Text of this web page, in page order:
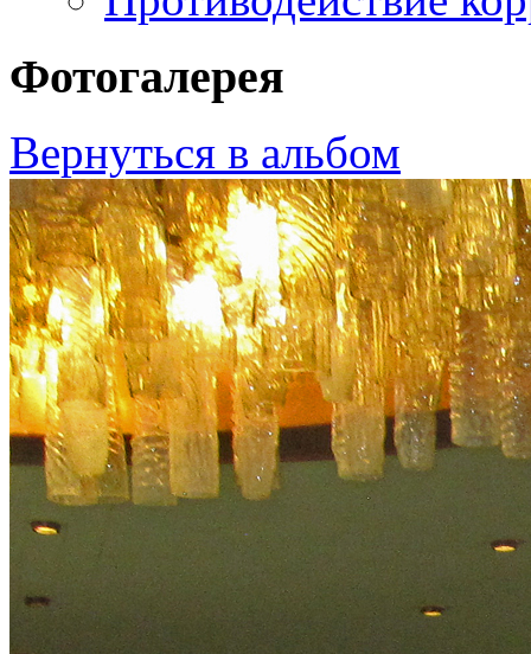
Фотогалерея
Вернуться в альбом